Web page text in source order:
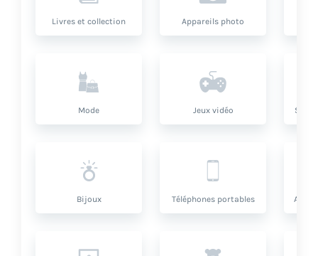
Livres et collection Appareils photo
Mode Jeux vidéo
Bijoux Téléphones portables